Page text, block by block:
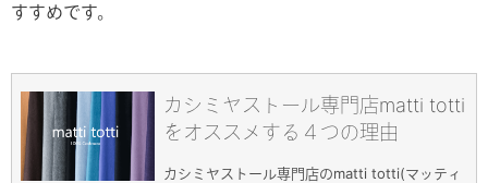
すすめです。
カシミヤストール専門店matti totti
をオススメする４つの理由
カシミヤストール専門店のmatti totti(マッティ